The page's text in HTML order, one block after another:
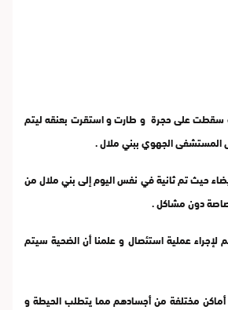
سقطت على حجرة و طارت و استقرت بعنقه ليتم
المستشفى الجهوي ببني ملال .
حيث تم ثانية في نفس اليوم إلى بني ملال من
دون مشاكل .
أن المصحة طلبت من مرافقيه مبلغ 16 مليون سنتيم لإجراء عملية استئصال و علمنا أن الضحية سيتم
مختلفة من أجسادهم مما يتطلب الحيطة و